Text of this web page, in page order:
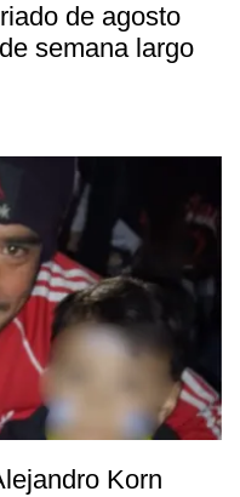
de agosto
semana largo
Korn